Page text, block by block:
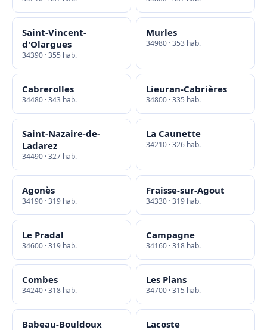
Saint-Vincent-
d'Olargues
34390 · 355 hab.
Murles
34980 · 353 hab.
Cabrerolles
34480 · 343 hab.
Lieuran-Cabrières
34800 · 335 hab.
Saint-Nazaire-de-
Ladarez
34490 · 327 hab.
La Caunette
34210 · 326 hab.
Agonès
34190 · 319 hab.
Fraisse-sur-Agout
34330 · 319 hab.
Le Pradal
34600 · 319 hab.
Campagne
34160 · 318 hab.
Combes
34240 · 318 hab.
Les Plans
34700 · 315 hab.
Babeau-Bouldoux Lacoste